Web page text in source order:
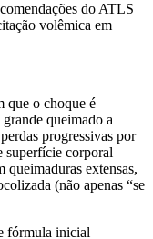
do ATLS
volêmica em
que o choque é
queimado a
progressivas por
superfície corporal
extensas,
(não apenas “se
fórmula inicial